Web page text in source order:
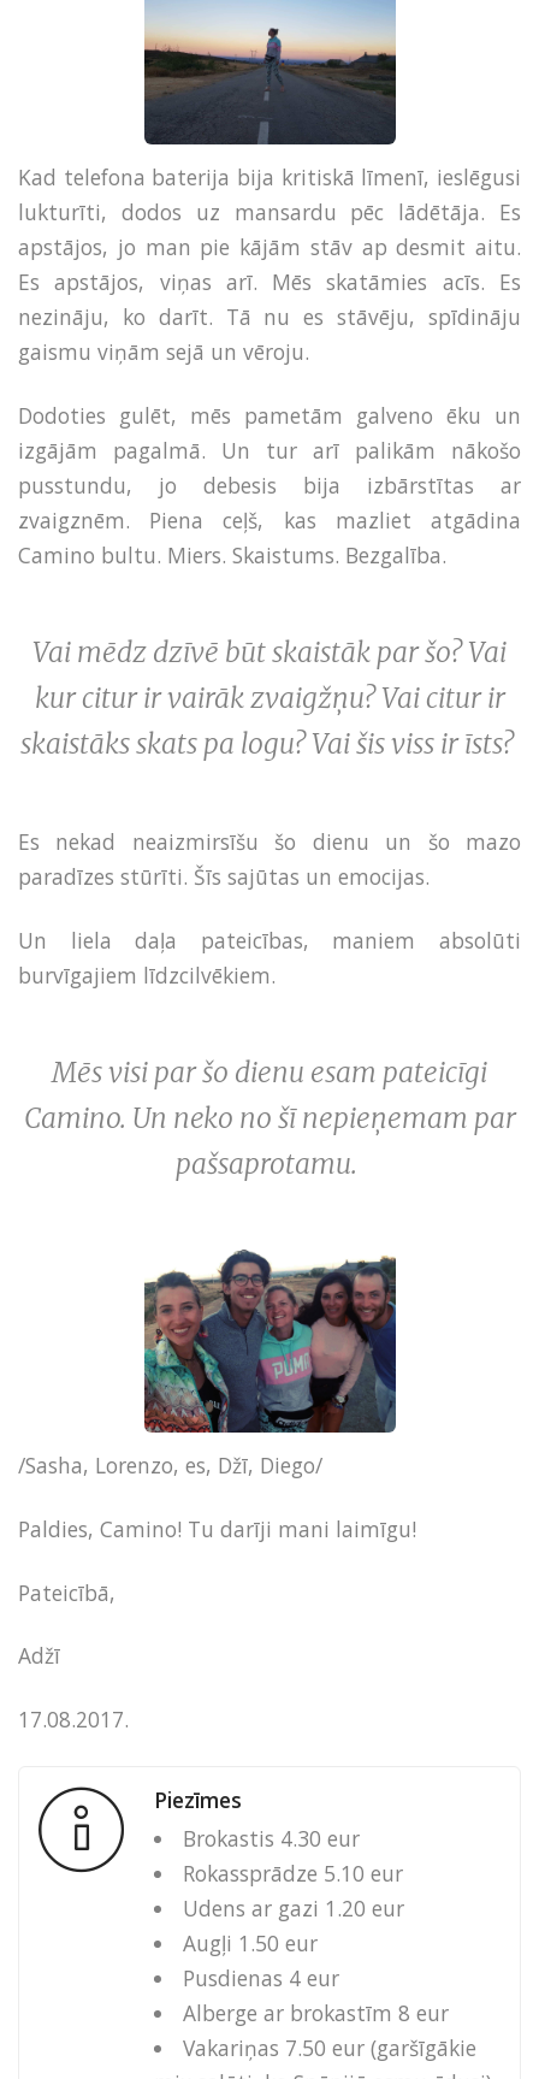
Kad telefona baterija bija kritiskā līmenī, ieslēgusi
lukturīti, dodos uz mansardu pēc lādētāja. Es
apstājos, jo man pie kājām stāv ap desmit aitu.
Es apstājos, viņas arī. Mēs skatāmies acīs. Es
nezināju, ko darīt. Tā nu es stāvēju, spīdināju
gaismu viņām sejā un vēroju.
Dodoties gulēt, mēs pametām galveno ēku un
izgājām pagalmā. Un tur arī palikām nākošo
pusstundu, jo debesis bija izbārstītas ar
zvaigznēm. Piena ceļš, kas mazliet atgādina
Camino bultu. Miers. Skaistums. Bezgalība.
Vai mēdz dzīvē būt skaistāk par šo? Vai
kur citur ir vairāk zvaigžņu? Vai citur ir
skaistāks skats pa logu? Vai šis viss ir īsts?
Es nekad neaizmirsīšu šo dienu un šo mazo
paradīzes stūrīti. Šīs sajūtas un emocijas.
Un liela daļa pateicības, maniem absolūti
burvīgajiem līdzcilvēkiem.
Mēs visi par šo dienu esam pateicīgi
Camino. Un neko no šī nepieņemam par
pašsaprotamu.
/Sasha, Lorenzo, es, Džī, Diego/
Paldies, Camino! Tu darīji mani laimīgu!
Pateicībā,
Adžī
17.08.2017.
Piezīmes
Brokastis 4.30 eur
Rokassprādze 5.10 eur
Udens ar gazi 1.20 eur
Augļi 1.50 eur
Pusdienas 4 eur
Alberge ar brokastīm 8 eur
Vakariņas 7.50 eur (garšīgākie